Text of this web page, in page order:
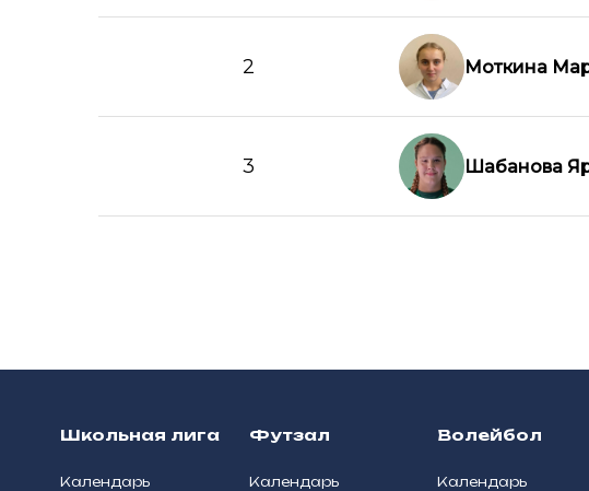
2 Моткина
3 Шабанова
Школьная лига
Календарь
Футзал
Календарь
Волейбол
Календарь